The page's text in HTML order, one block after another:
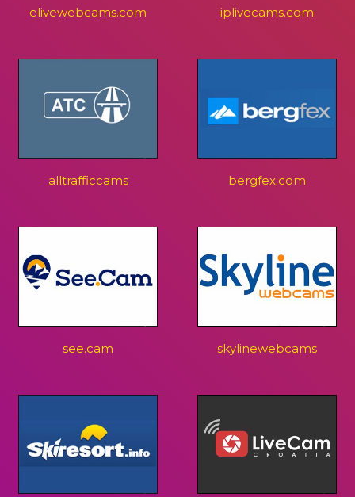
elivewebcams.com iplivecams.com
alltrafficcams bergfex.com
see.cam skylinewebcams